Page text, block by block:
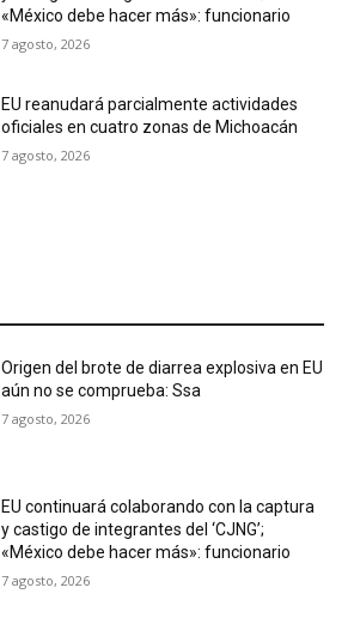
«México debe hacer más»: funcionario
7 agosto, 2026
EU reanudará parcialmente actividades
oficiales en cuatro zonas de Michoacán
7 agosto, 2026
Origen del brote de diarrea explosiva en EU
aún no se comprueba: Ssa
7 agosto, 2026
EU continuará colaborando con la captura
y castigo de integrantes del ‘CJNG’;
«México debe hacer más»: funcionario
7 agosto, 2026